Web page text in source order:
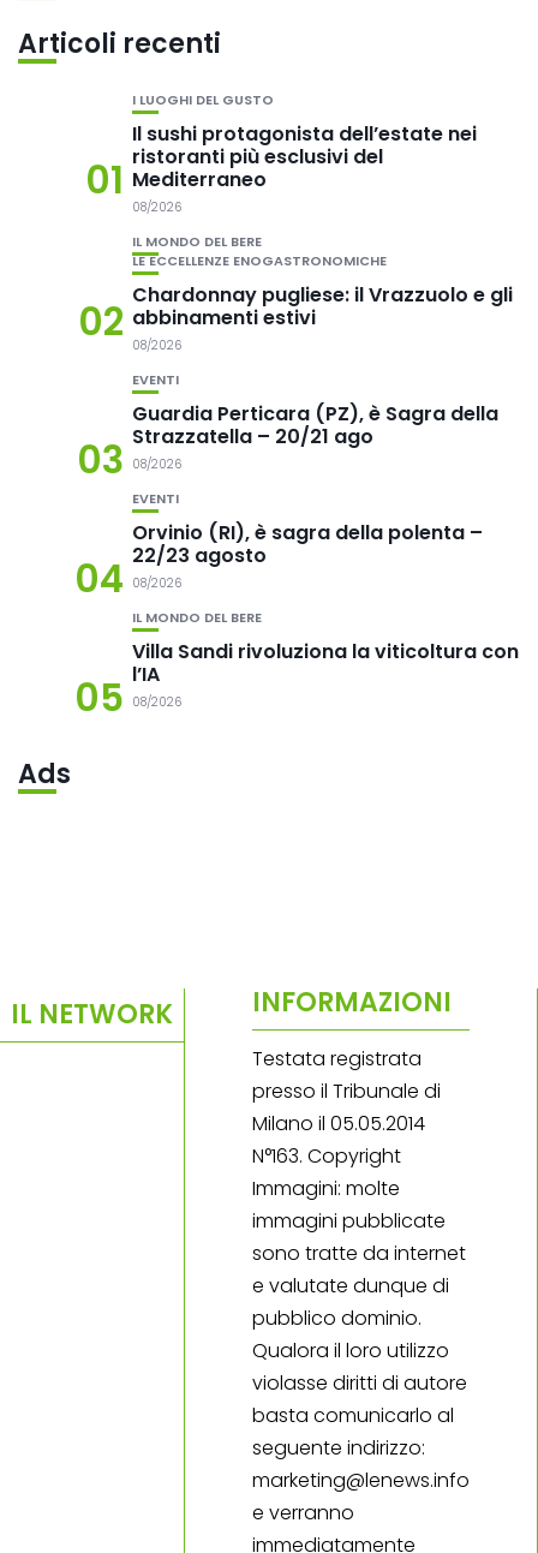
Articoli recenti
01
I LUOGHI DEL GUSTO
Il sushi protagonista dell’estate nei
ristoranti più esclusivi del
Mediterraneo
08/2026
02
IL MONDO DEL BERE
LE ECCELLENZE ENOGASTRONOMICHE
Chardonnay pugliese: il Vrazzuolo e gli
abbinamenti estivi
08/2026
03
EVENTI
Guardia Perticara (PZ), è Sagra della
Strazzatella – 20/21 ago
08/2026
04
EVENTI
Orvinio (RI), è sagra della polenta –
22/23 agosto
08/2026
05
IL MONDO DEL BERE
Villa Sandi rivoluziona la viticoltura con
l’IA
08/2026
Ads
IL NETWORK INFORMAZIONI
Testata registrata
presso il Tribunale di
Milano il 05.05.2014
N°163. Copyright
Immagini: molte
immagini pubblicate
sono tratte da internet
e valutate dunque di
pubblico dominio.
Qualora il loro utilizzo
violasse diritti di autore
basta comunicarlo al
seguente indirizzo:
marketing@lenews.info
e verranno
immediatamente